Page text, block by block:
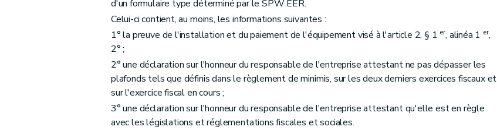
d'un formulaire type déterminé par le SPW EER.
Celui-ci contient, au moins, les informations suivantes :
1° la preuve de l'installation et du paiement de l'équipement visé à l'article 2, § 1 er, alinéa 1 er,
2° ;
2° une déclaration sur l'honneur du responsable de l'entreprise attestant ne pas dépasser les
plafonds tels que définis dans le règlement de minimis, sur les deux derniers exercices fiscaux et
sur l'exercice fiscal en cours ;
3° une déclaration sur l'honneur du responsable de l'entreprise attestant qu'elle est en règle
avec les législations et réglementations fiscales et sociales.